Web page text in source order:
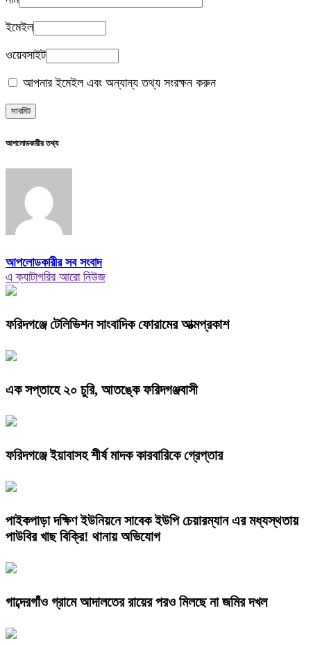
ইমেইল
ওয়েবসাইট
আপনার ইমেইল এবং অন্যান্য তথ্য সংরক্ষন করুন
আপলোডকারীর তথ্য
আপলোডকারীর সব সংবাদ
এ ক্যাটাগরির আরো নিউজ
ফরিদগঞ্জে টেলিভিশন সাংবাদিক ফোরামের আত্মপ্রকাশ
এক সপ্তাহে ২০ চুরি, আতঙ্কে ফরিদগঞ্জবাসী
ফরিদগঞ্জে ইয়াবাসহ শীর্ষ মাদক কারবারিকে গ্রেপ্তার
পাইকপাড়া দক্ষিণ ইউনিয়নে সাবেক ইউপি চেয়ারম্যান এর মধ্যস্থতায়
পাউবির খাছ বিক্রি! থানায় অভিযোগ
গাব্দেরগাঁও গ্রামে আদালতের রায়ের পরও মিলছে না জমির দখল